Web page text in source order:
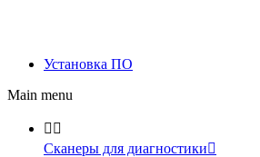
Установка ПО
Main menu
 
Сканеры для диагностики